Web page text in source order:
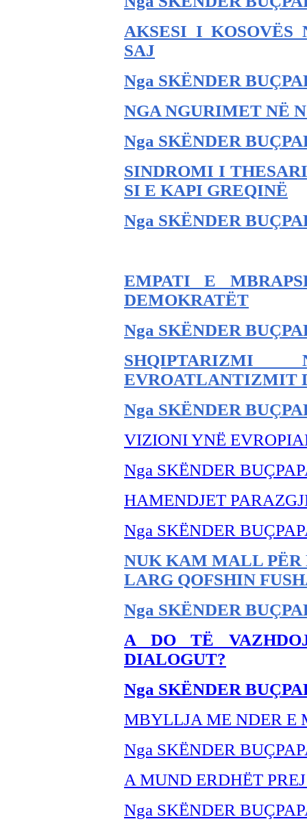
AKSESI I KOSOVËS
SAJ
Nga SKËNDER BU
NGA NGURIMET NË
Nga SKËNDER BU
SINDROMI I
SI E KAPI GREQINË
Nga SKËNDER BU
EMPATI E
DEMOKRATËT
Nga SKËNDER BU
EVROATLANTIZMIT
Nga SKËNDER BU
VIZIONI YNË
Nga SKËNDER BU
HAMENDJET
Nga SKËNDER BU
NUK KAM MALL PËR
LARG QOFSHIN
Nga SKËNDER
A DO TË
DIALOGUT?
Nga SKËNDER
MBYLLJA ME NDER E
Nga SKËNDER BU
A MUND ERDHËT
Nga SKËNDER BU